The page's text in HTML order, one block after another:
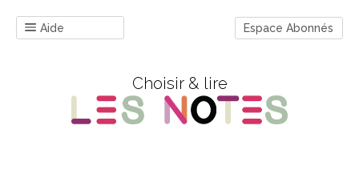
Aide Espace Abonnés
Choisir & lire